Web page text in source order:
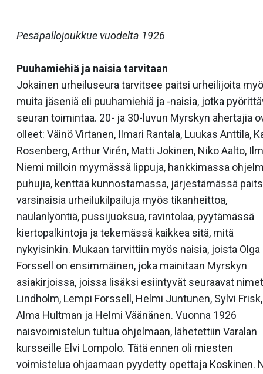
Pesäpallojoukkue vuodelta 1926
Puuhamiehiä ja naisia tarvitaan
Jokainen urheiluseura tarvitsee paitsi urheilijoita
muita jäseniä eli puuhamiehiä ja -naisia, jotka
seuran toimintaa. 20- ja 30-luvun Myrskyn ahertajia
olleet: Väinö Virtanen, Ilmari Rantala, Luukas Anttila,
Rosenberg, Arthur Virén, Matti Jokinen, Niko Aalto,
Niemi milloin myymässä lippuja, hankkimassa
puhujia, kenttää kunnostamassa, järjestämässä
varsinaisia urheilukilpailuja myös tikanheittoa,
naulanlyöntiä, pussijuoksua, ravintolaa, pyytämässä
kiertopalkintoja ja tekemässä kaikkea sitä, mitä
nykyisinkin. Mukaan tarvittiin myös naisia, joista Olga
Forssell on ensimmäinen, joka mainitaan Myrskyn
asiakirjoissa, joissa lisäksi esiintyvät seuraavat
Lindholm, Lempi Forssell, Helmi Juntunen, Sylvi Frisk,
Alma Hultman ja Helmi Väänänen. Vuonna 1926
naisvoimistelun tultua ohjelmaan, lähetettiin Varalan
kursseille Elvi Lompolo. Tätä ennen oli miesten
voimistelua ohjaamaan pyydetty opettaja Koskinen.